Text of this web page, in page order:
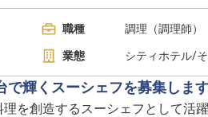
職種 調理（調理師）
業態 シティホテル/
輝くスーシェフを募集します
を創造するスーシェフとして活躍